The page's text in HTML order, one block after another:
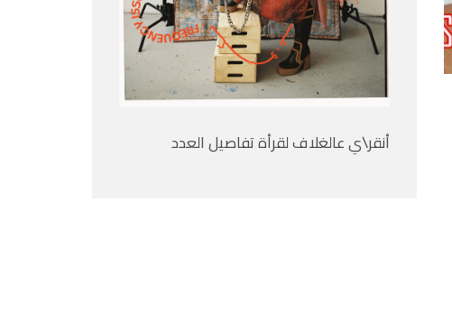
أنقر\ي عالغلاف لقرأة تفاصيل العدد